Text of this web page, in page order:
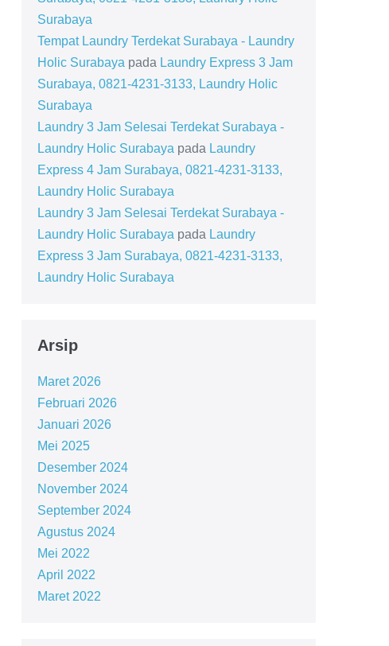
Surabaya
Tempat Laundry Terdekat Surabaya - Laundry
Holic Surabaya pada Laundry Express 3 Jam
Surabaya, 0821-4231-3133, Laundry Holic
Surabaya
Laundry 3 Jam Selesai Terdekat Surabaya -
Laundry Holic Surabaya pada Laundry
Express 4 Jam Surabaya, 0821-4231-3133,
Laundry Holic Surabaya
Laundry 3 Jam Selesai Terdekat Surabaya -
Laundry Holic Surabaya pada Laundry
Express 3 Jam Surabaya, 0821-4231-3133,
Laundry Holic Surabaya
Arsip
Maret 2026
Februari 2026
Januari 2026
Mei 2025
Desember 2024
November 2024
September 2024
Agustus 2024
Mei 2022
April 2022
Maret 2022